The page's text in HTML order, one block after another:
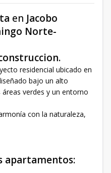
en Jacobo
Norte-
residencial ubicado en
bajo un alto
verdes y un entorno
con la naturaleza,
apartamentos: